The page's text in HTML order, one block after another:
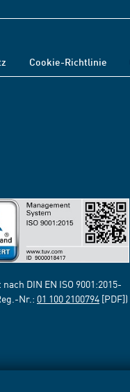
Cookie-Richtlinie
DIN EN ISO 9001:2015-
Nr.: 01 100 2100794 [PDF])